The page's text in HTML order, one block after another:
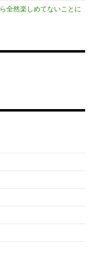
全然楽しめてないことに